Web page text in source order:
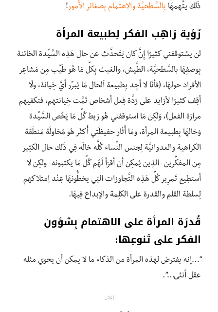
ذَلِك يتَّهمهَا بِالسَّطحيَّة والاهتمام بِصغائر الأُمور!
رُؤية رَاهِب الفكر لِطبيعة المرأة
لن يسْتوقفني كثيرًا إِنَّ كان يَتَحدَّث عن حال هَذِه السَّيِّدة الخائنة
بِوصفِهَا بالسَّطحيَّة، الطَّيش، والعَبث بِكلِّ مَا هُو طَيِّب مِن مَشاعِر
الأفراد حولهَا، (فأنَا لا أجِد بِطبيعة اَلحال مَا يُبرِّر أيَّ خِيانة، ولَا
أقِف كثيرًا لأزايد على رَدَّة فِعل أشخاص تَمَّت خِيانتهم، فتكفيهم
مرارَة الفعل)، وَلكِن مَا استوقفني هُو رَبط كُلِّ مَا يَخُص السَّيِّدة
وَحَالهَا بِطبيعة المرأة، ومَا أَثَار حفيظَتي أَكثَر هُو مُحَاولَة مَنطَقة
الكراهية والعدوانيَّة لِجنس النِّساء كُلَّه حَالَه فِي ذَلِك حال الكثِير
مِن المفكِّرين -الذِين يُمكِن أن أقرَأ لَهُم كُلِّ مَا يكتبونه- ولكِن لا
أستطِيع تَمرِير كُلِّ هَذِه التَّجاوزات التِي يخطُّونهَا عِنْد اِمتلاكهم
لِسلطة القلم والقدرة على الكلِمة والإبداع فِيهَا.
قُدرَة المرأة على الاهتمام بِشؤون
الفكر على تَنوعِها:
“…إنه يفترض لهذه المرأة من الذكاء ما لا يمكن أن يحوي مثله
عقل أنثى…”.
إعلان